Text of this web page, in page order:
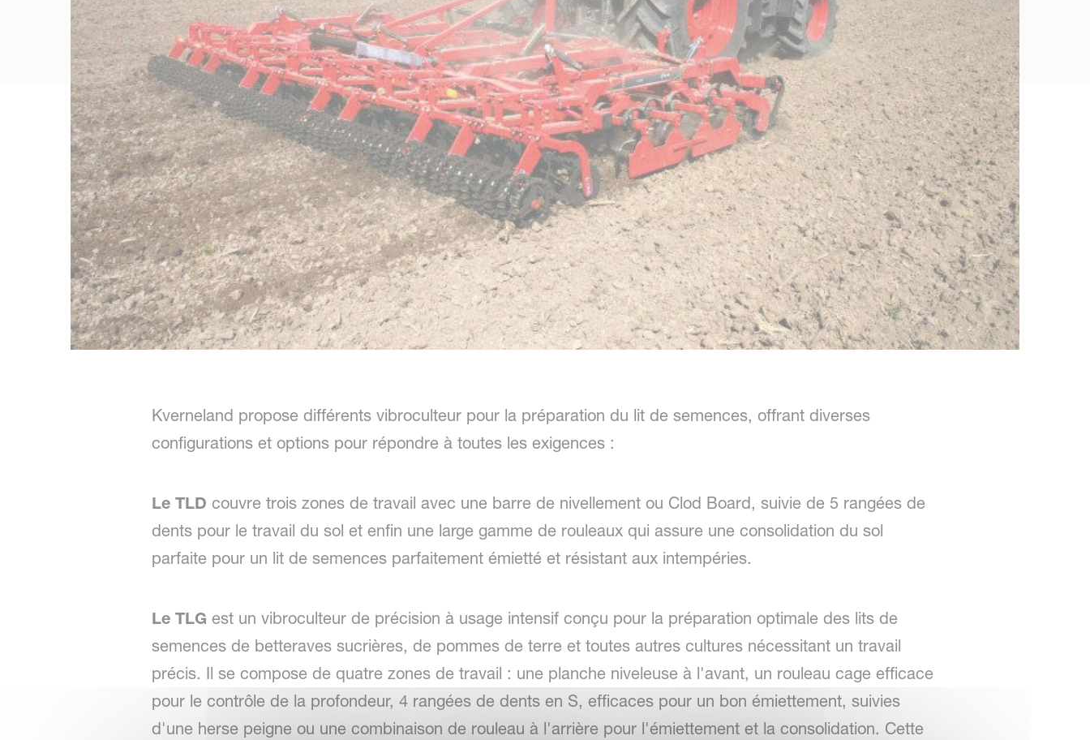
Kverneland propose différents vibroculteur pour la préparation du lit de semences, offrant diverses
configurations et options pour répondre à toutes les exigences :
Le TLD couvre trois zones de travail avec une barre de nivellement ou Clod Board, suivie de 5 rangées de
dents pour le travail du sol et enfin une large gamme de rouleaux qui assure une consolidation du sol
parfaite pour un lit de semences parfaitement émietté et résistant aux intempéries.
Le TLG est un vibroculteur de précision à usage intensif conçu pour la préparation optimale des lits de
semences de betteraves sucrières, de pommes de terre et toutes autres cultures nécessitant un travail
précis. Il se compose de quatre zones de travail : une planche niveleuse à l'avant, un rouleau cage efficace
pour le contrôle de la profondeur, 4 rangées de dents en S, efficaces pour un bon émiettement, suivies
d'une herse peigne ou une combinaison de rouleau à l'arrière pour l'émiettement et la consolidation. Cette